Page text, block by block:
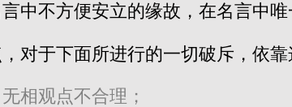
中不方便安立的缘故，在名言中唯
对于下面所进行的一切破斥，依靠
相观点不合理；